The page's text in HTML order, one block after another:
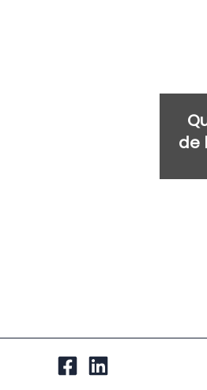
de